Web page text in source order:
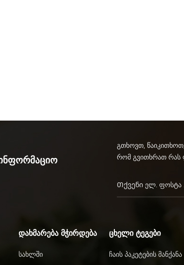
გთხოვთ,
რომ გვითხრათ
ᲓᲐᲮᲛᲐᲠᲔᲑᲐ ᲛᲭᲘᲠᲓᲔᲑᲐ
Სახლში
ᲪᲮᲔᲚᲘ ᲢᲔᲒᲔᲑᲘ
Ჩაის Პაკეტების Მანქანა